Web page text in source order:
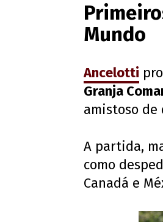
Mundo
Ancelotti
Granja
amistoso de
A partida,
como
Canadá e